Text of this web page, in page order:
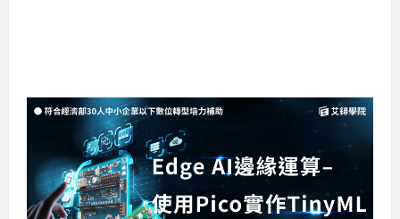
最新補助課程
開發板介紹
最新職缺
艾鍗新聞
政府補助職訓說明會
[學程] 嵌入式Linux開發實務
Linux系統建置實務
Linux系統程式設計
Linux驅動程式設計實戰
MCU韌體設計系列課程
ARM MCU單晶片韌體開發
USB韌體設計
STM32嵌入式開發實戰
硬體/IC設計系列課程
全能電路設計實戰班
FPGA 數位IC設計實戰
AI人工智慧系列課程
iPAS AI應用規劃師能力鑑定課程
iPAS經濟部產業人才能力鑑定
讓 AI 成為你的數位同事
AI雲端原生與MLOps自動化實務
n8n 零基礎工作自動化實戰班
Vibe Coding：AI 協作全端開發實戰班
數位課程總覽
嵌入式Linux開發系列
嵌入式Linux學程(數位豪華版)
Linux系統程式設計
MCU韌體開發系列
MCU韌體設計
AI人工智慧系列課程
待業青年職訓課程(29歲以下)
Kubernetes工程師養成班
[假日班]AI邊緣運算實作TensorFlow Lite for MCU
[假日班]物聯網資訊安全實務
企業服務
企業教育訓練
企業儲值優惠方案
艾鍗企業VIP會員
學員專區
會員優惠
前進校園